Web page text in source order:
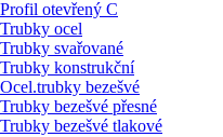
Profil otevřený C
Trubky ocel
Trubky svařované
Trubky konstrukční
Ocel.trubky bezešvé
Trubky bezešvé přesné
Trubky bezešvé tlakové